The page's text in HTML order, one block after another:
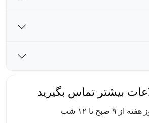
بیشتر تماس بگیرید
از ۹ صبح تا ۱۲ شب